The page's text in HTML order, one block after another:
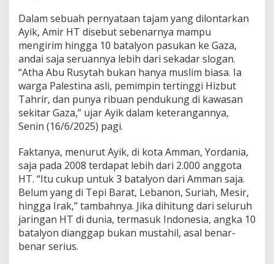
t
a
y
o
n
k
e
G
a
z
,
T
a
p
i
.
.
.
?
Dalam sebuah pernyataan tajam yang dilontarkan
Ayik, Amir HT disebut sebenarnya mampu
mengirim hingga 10 batalyon pasukan ke Gaza,
andai saja seruannya lebih dari sekadar slogan.
“Atha Abu Rusytah bukan hanya muslim biasa. Ia
warga Palestina asli, pemimpin tertinggi Hizbut
Tahrir, dan punya ribuan pendukung di kawasan
sekitar Gaza,” ujar Ayik dalam keterangannya,
Senin (16/6/2025) pagi.
Faktanya, menurut Ayik, di kota Amman, Yordania,
saja pada 2008 terdapat lebih dari 2.000 anggota
HT. “Itu cukup untuk 3 batalyon dari Amman saja.
Belum yang di Tepi Barat, Lebanon, Suriah, Mesir,
hingga Irak,” tambahnya. Jika dihitung dari seluruh
jaringan HT di dunia, termasuk Indonesia, angka 10
batalyon dianggap bukan mustahil, asal benar-
benar serius.